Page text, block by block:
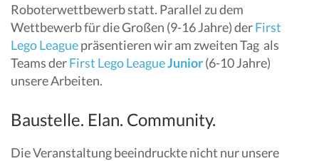
Roboterwettbewerb statt. Parallel zu dem
Wettbewerb für die Großen (9-16 Jahre) derFirst
Lego Leaguepräsentieren wir am zweiten Tag als
Teams derFirst Lego LeagueJunior(6-10 Jahre)
unsere Arbeiten.
Baustelle. Elan. Community.
Die Veranstaltung beeindruckte nicht nur unsere